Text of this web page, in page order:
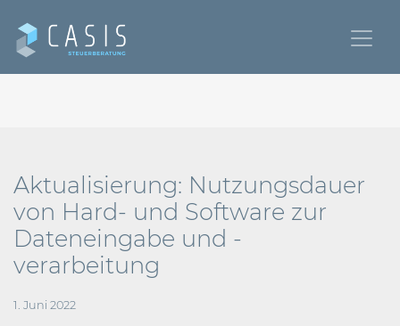
Aktualisierung: Nutzungsdauer
von Hard- und Software zur
Dateneingabe und -
verarbeitung
1. Juni 2022